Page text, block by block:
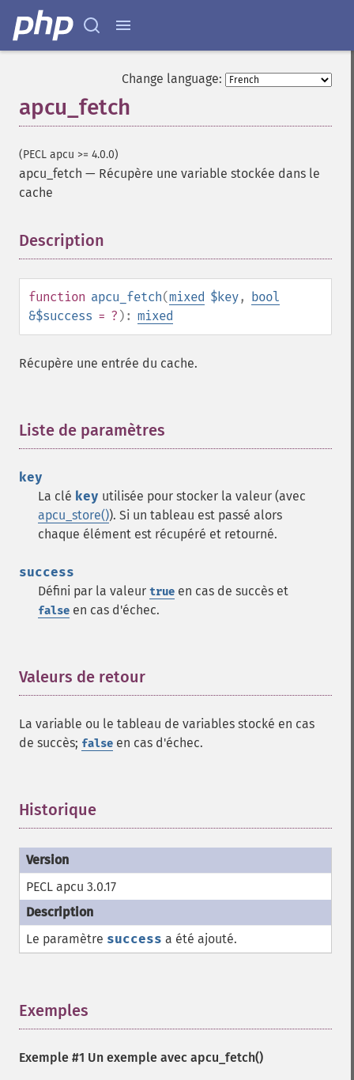
Change language:
apcu_fetch
(PECL apcu >= 4.0.0)
apcu_fetch — Récupère une variable stockée dans le
cache
Description
function apcu_fetch(mixed $key, bool
&$success = ? ): mixed
Récupère une entrée du cache.
Liste de paramètres
key
La clé key utilisée pour stocker la valeur (avec
apcu_store()). Si un tableau est passé alors
chaque élément est récupéré et retourné.
success
Défini par la valeur true en cas de succès et
false en cas d'échec.
Valeurs de retour
La variable ou le tableau de variables stocké en cas
de succès; false en cas d'échec.
Historique
PECL apcu 3.0.17
Le paramètre success a été ajouté.
Exemples
Exemple #1 Un exemple avec apcu_fetch()